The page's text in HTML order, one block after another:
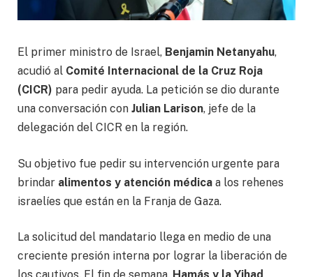
El primer ministro de Israel, Benjamin Netanyahu,
acudió al Comité Internacional de la Cruz Roja
(CICR) para pedir ayuda. La petición se dio durante
una conversación con Julian Larison, jefe de la
delegación del CICR en la región.
Su objetivo fue pedir su intervención urgente para
brindar alimentos y atención médica a los rehenes
israelíes que están en la Franja de Gaza.
La solicitud del mandatario llega en medio de una
creciente presión interna por lograr la liberación de